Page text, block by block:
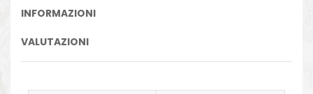
INFORMAZIONI
VALUTAZIONI